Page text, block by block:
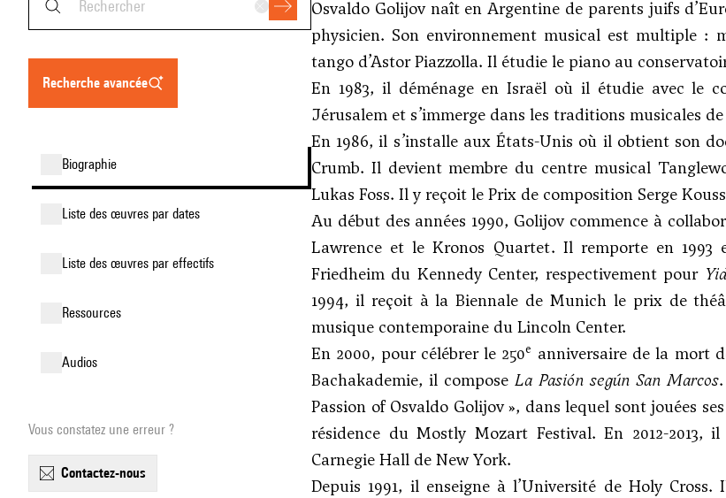
recherche avancée
biographie
liste des œuvres par dates
liste des œuvres par effectifs
ressources
audios
Vous constatez une erreur ?
contactez-nous
Osvaldo Golijov naît en Argentine de parents juifs
physicien. Son environnement musical est multiple :
tango d’Astor Piazzolla. Il étudie le piano au
En 1983, il déménage en Israël où il étudie avec le
Jérusalem et s’immerge dans les traditions musicales
En 1986, il s’installe aux États-Unis où il obtient son
Crumb. Il devient membre du centre musical
Lukas Foss. Il y reçoit le Prix de composition Serge
Au début des années 1990, Golijov commence à
Lawrence et le Kronos Quartet. Il remporte en
Friedheim du Kennedy Center, respectivement pour
1994, il reçoit à la Biennale de Munich le prix de
musique contemporaine du Lincoln Center.
En 2000, pour célébrer le 250e anniversaire de la mort
Bachakademie, il composeLa Pasión según San Marcos
Passion of Osvaldo Golijov », dans lequel sont jouées
résidence du Mostly Mozart Festival. En 2012-
Carnegie Hall de New York.
Depuis 1991, il enseigne à l’Université de Holy